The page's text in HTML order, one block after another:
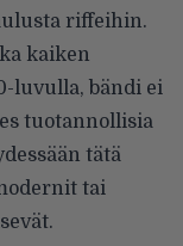
riffeihin.
kaiken
luvulla, bändi ei
tuotannollisia
tätä
tai